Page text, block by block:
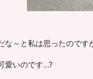
な～と私は思ったのです
愛いのです…?